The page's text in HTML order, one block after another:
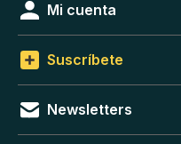
Mi cuenta
Suscríbete
Newsletters